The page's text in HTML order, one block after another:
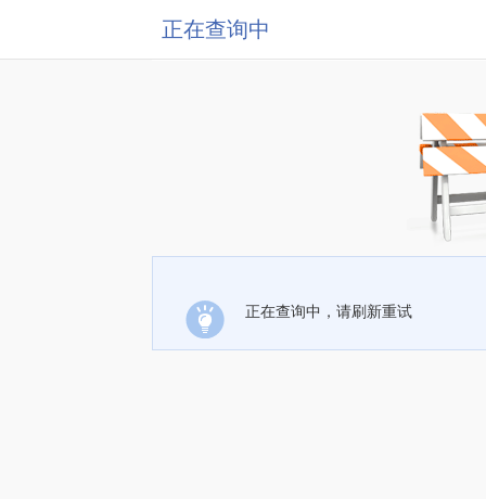
正在查询中
正在查询中，请刷新重试